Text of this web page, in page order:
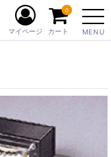
MENU
マイページ カート
0